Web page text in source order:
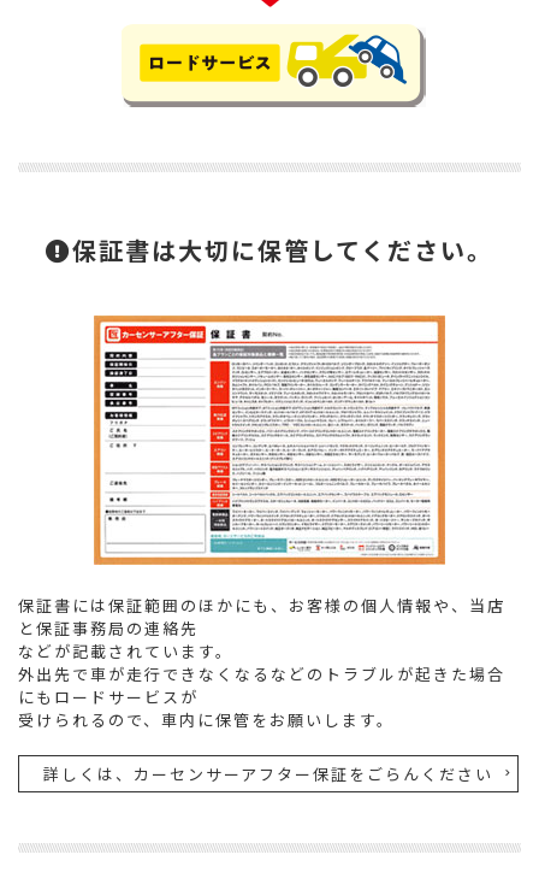
保証書は大切に保管してください。
保証書には保証範囲のほかにも、お客様の個人情報や、当店
と保証事務局の連絡先
などが記載されています。
外出先で車が走行できなくなるなどのトラブルが起きた場合
にもロードサービスが
受けられるので、車内に保管をお願いします。
詳しくは、カーセンサーアフター保証をごらんください